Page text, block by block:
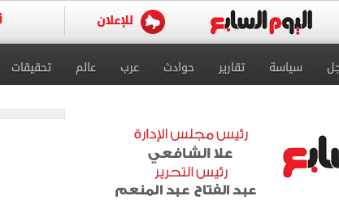
سياسة تقارير حوادث عرب عالم تحقيقات